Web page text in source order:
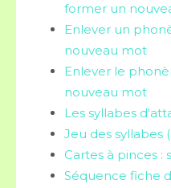
former un
Enlever un
nouveau mot
Enlever le
nouveau mot
Les syllabes
Jeu des syllabes
Cartes à pinces :
Séquence fiche